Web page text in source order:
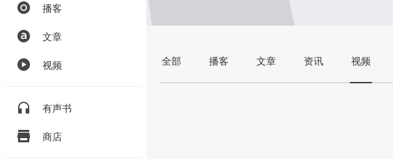
播客
文章
视频
有声书
商店
全部 播客 文章 资讯 视频